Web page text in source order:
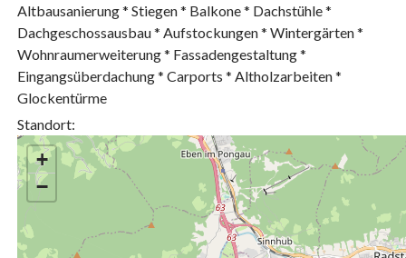
Altbausanierung * Stiegen * Balkone * Dachstühle *
Dachgeschossausbau * Aufstockungen * Wintergärten *
Wohnraumerweiterung * Fassadengestaltung *
Eingangsüberdachung * Carports * Altholzarbeiten *
Glockentürme
Standort:
+
−